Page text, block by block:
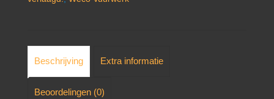
Beschrijving Extra informatie
Beoordelingen (0)